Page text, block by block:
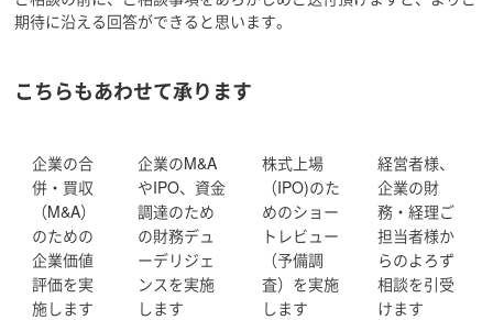
を中心に、社外役員や会計・税務顧問として複数の上場
り添い、経理・財務全般の実務的な解決策を提供するこ
【得意分野】
・M&Aプロセスのサポート
・M&A株式価値評価のセカンドオピニオン
・株式上場準備（IPO）プロセスのサポート
・上場会社経理・決算業務体制の構築
・JSOX・内部監査体制の構築
期待に沿える回答ができると思います。
こちらもあわせて承ります
企業の合
併・買収
（M&A）
のための
企業価値
評価を実
施します
企業のM&A
やIPO、資金
調達のため
の財務デュ
ーデリジェ
ンスを実施
します
株式上場
（IPO)のた
めのショー
トレビュー
（予備調
査）を実施
します
経営者様、
企業の財
務・経理ご
担当者様か
らのよろず
相談を引受
けます